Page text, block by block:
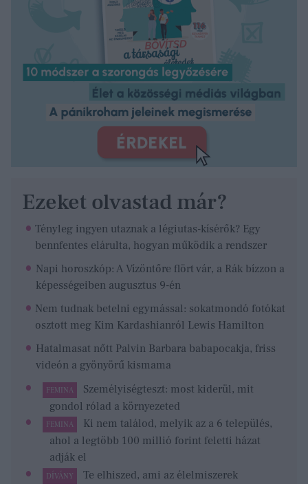
Ezeket olvastad már?
Tényleg ingyen utaznak a légiutas-kísérők? Egy
bennfentes elárulta, hogyan működik a rendszer
Napi horoszkóp: A Vízöntőre flört vár, a Rák bízzon a
képességeiben augusztus 9-én
Nem tudnak betelni egymással: sokatmondó fotókat
osztott meg Kim Kardashianról Lewis Hamilton
Hatalmasat nőtt Palvin Barbara babapocakja, friss
videón a gyönyörű kismama
FEMINA
Személyiségteszt: most kiderül, mit
gondol rólad a környezeted
FEMINA
Ki nem találod, melyik az a 6 település,
ahol a legtöbb 100 millió forint feletti házat
adják el
DÍVÁNY
Te elhiszed, ami az élelmiszerek